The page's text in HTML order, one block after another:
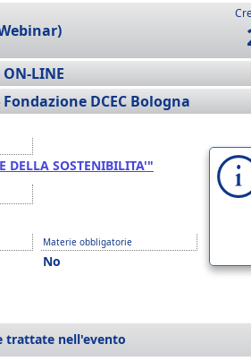
ON-LINE
Fondazione DCEC Bologna
DELLA SOSTENIBILITA'"
Materie obbligatorie
No
trattate nell'evento